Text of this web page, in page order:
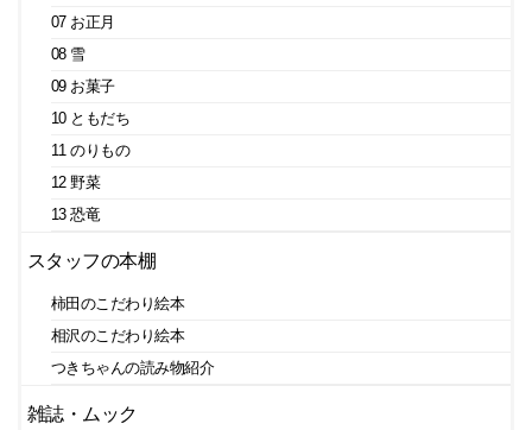
07 お正月
08 雪
09 お菓子
10 ともだち
11 のりもの
12 野菜
13 恐竜
スタッフの本棚
柿田のこだわり絵本
相沢のこだわり絵本
つきちゃんの読み物紹介
雑誌・ムック